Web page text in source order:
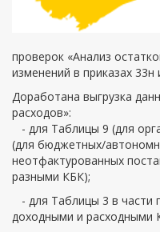
проверок «Анализ
изменений в приказах 33н
Доработана выгрузка
расходов»:
- для Таблицы 9 (для
(для бюджетных/
неотфактурованных
разными КБК);
- для Таблицы 3 в части
доходными и расходными